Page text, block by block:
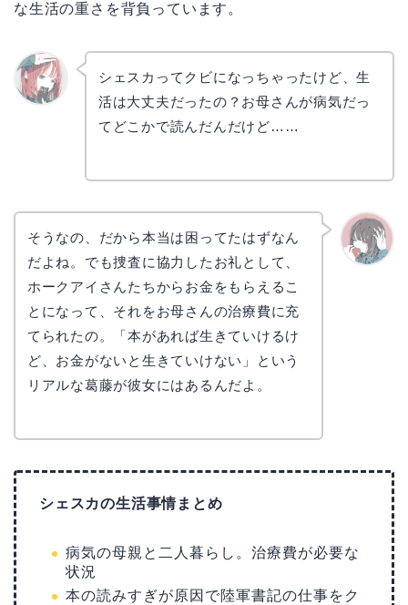
な生活の重さを背負っています。
シェスカってクビになっちゃったけど、生
活は大丈夫だったの？お母さんが病気だっ
てどこかで読んだんだけど……
そうなの、だから本当は困ってたはずなん
だよね。でも捜査に協力したお礼として、
ホークアイさんたちからお金をもらえるこ
とになって、それをお母さんの治療費に充
てられたの。「本があれば生きていけるけ
ど、お金がないと生きていけない」という
リアルな葛藤が彼女にはあるんだよ。
シェスカの生活事情まとめ
病気の母親と二人暮らし。治療費が必要な
状況
本の読みすぎが原因で陸軍書記の仕事をク